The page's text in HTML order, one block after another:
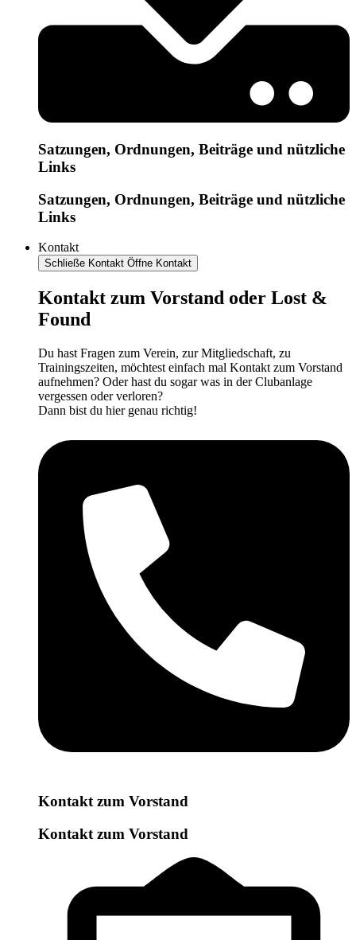
Satzungen, Ordnungen, Beiträge und nützliche
Links
Satzungen, Ordnungen, Beiträge und nützliche
Links
Kontakt
Schließe Kontakt Öffne Kontakt
Kontakt zum Vorstand oder Lost &
Found
Du hast Fragen zum Verein, zur Mitgliedschaft, zu
Trainingszeiten, möchtest einfach mal Kontakt zum Vorstand
aufnehmen? Oder hast du sogar was in der Clubanlage
vergessen oder verloren?
Dann bist du hier genau richtig!
Kontakt zum Vorstand
Kontakt zum Vorstand